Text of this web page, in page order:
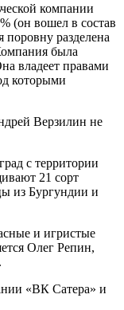
компании
(он вошел в состав
поровну разделена
была
владеет правами
которыми
Верзилин не
с территории
21 сорт
из Бургундии и
и игристые
Олег Репин,
«ВК Сатера» и